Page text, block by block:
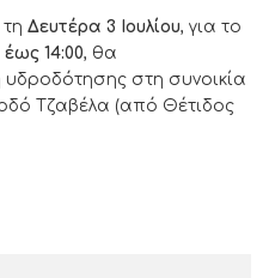
Δευτέρα 3 Ιουλίου, για το
14:00, θα
στη συνοικία
Τζαβέλα (από Θέτιδος